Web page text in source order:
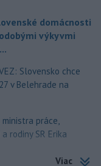
domácnosti
výkyvmi
Slovensko chce
v Belehrade na
práce,
rodiny SR Erika
Viac